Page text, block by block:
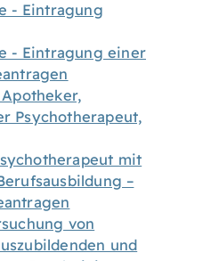
- Eintragung
- Eintragung einer
Psychotherapeut,
mit
–
von
und